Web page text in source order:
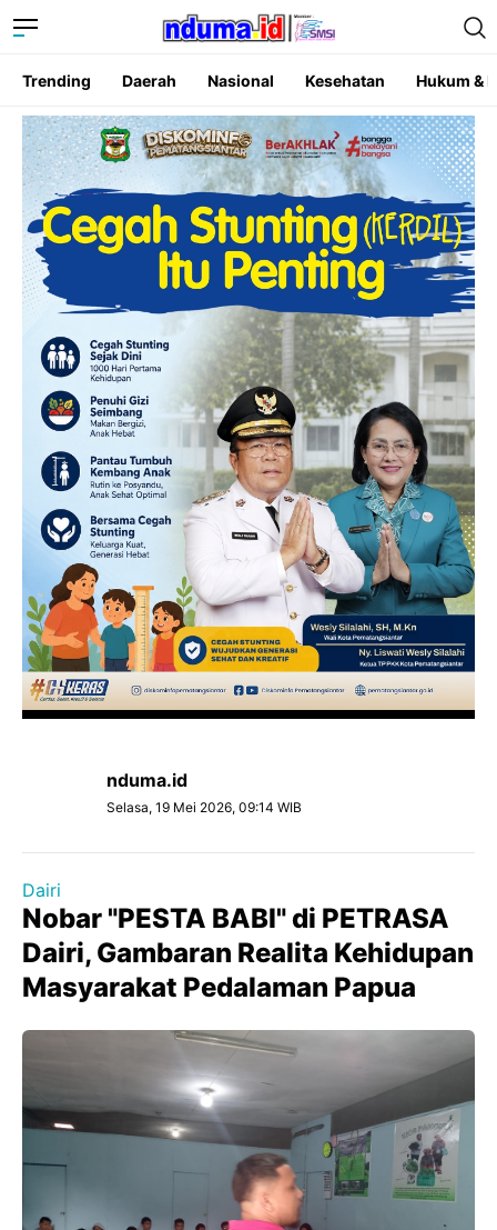
Trending Daerah Nasional Kesehatan Hukum &
nduma.id
Selasa, 19 Mei 2026, 09:14 WIB
Dairi
Nobar "PESTA BABI" di PETRASA
Dairi, Gambaran Realita Kehidupan
Masyarakat Pedalaman Papua